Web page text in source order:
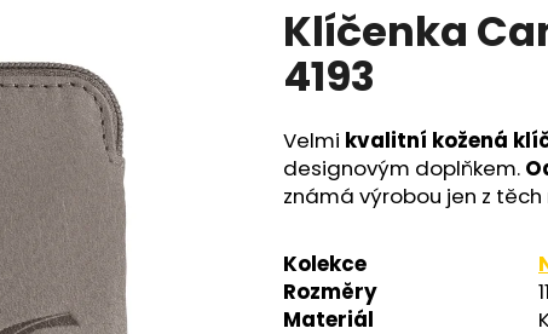
produktu
je
0,0
z
hvězdiček.
Klíčenka
4193
Velmi kvalitní kožená
designovým doplňkem.
známá výrobou jen z
Kolekce
Rozměry
Materiál
HLEDAT
Doporučujeme